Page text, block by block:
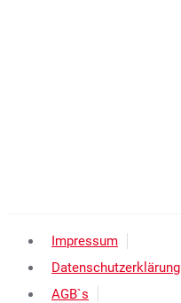
Impressum
Datenschutzerklärung
AGB`s